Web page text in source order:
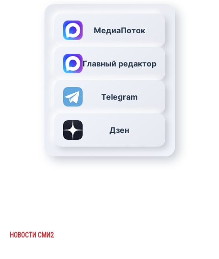
МедиаПоток
Главный редактор
Telegram
Дзен
НОВОСТИ СМИ2